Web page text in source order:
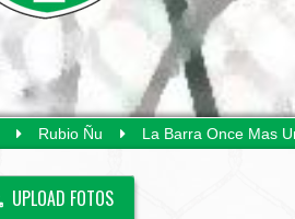
Rubio Ñu La Barra Once Mas
UPLOAD FOTOS